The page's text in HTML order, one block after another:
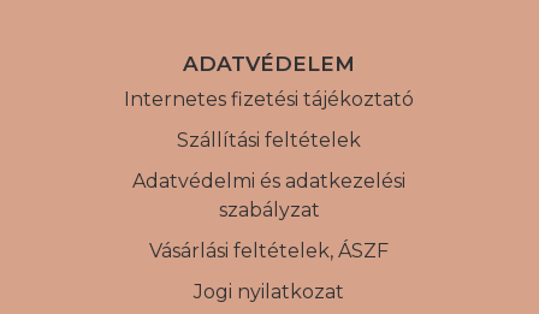
ADATVÉDELEM
Internetes fizetési tájékoztató
Szállítási feltételek
Adatvédelmi és adatkezelési
szabályzat
Vásárlási feltételek, ÁSZF
Jogi nyilatkozat